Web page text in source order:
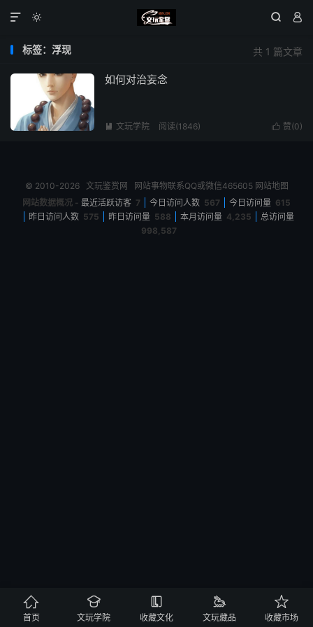
  

共 1 篇文章
标签：浮现
如何对治妄念
 赞(0)
 文玩学院 阅读(1846)
© 2010-2026 文玩鉴赏网 网站事物联系QQ或微信465605 网站地图
网站数据概况 - 最近活跃访客 7 今日访问人数 567 今日访问量 615
昨日访问人数 575 昨日访问量 588 本月访问量 4,235
总访问量
998,587

首页

文玩学院

收藏文化

文玩藏品

收藏市场